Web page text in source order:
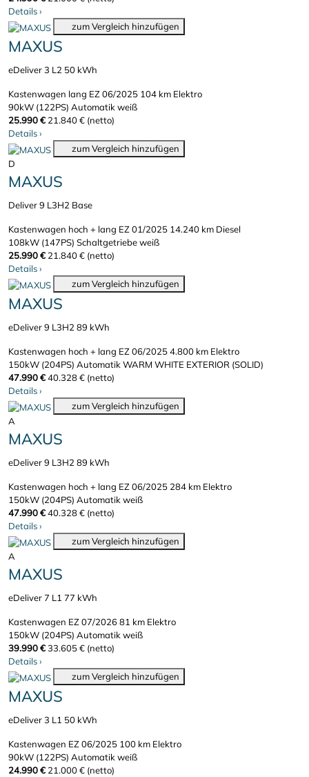
Details›
zum Vergleich hinzufügen
MAXUS
eDeliver 3 L2 50 kWh
Kastenwagen lang EZ 06/2025 104 km Elektro
90kW (122PS) Automatikweiß
25.990 € 21.840 € (netto)
Details›
zum Vergleich hinzufügen
D
MAXUS
Deliver 9 L3H2 Base
Kastenwagen hoch + lang EZ 01/2025 14.240 km Diesel
108kW (147PS) Schaltgetriebeweiß
25.990 € 21.840 € (netto)
Details›
zum Vergleich hinzufügen
MAXUS
eDeliver 9 L3H2 89 kWh
Kastenwagen hoch + lang EZ 06/20254.800 km Elektro
150kW (204PS) AutomatikWARM WHITE EXTERIOR (SOLID)
47.990 €40.328 € (netto)
Details›
zum Vergleich hinzufügen
A
MAXUS
eDeliver 9 L3H2 89 kWh
Kastenwagen hoch + lang EZ 06/2025 284 km Elektro
150kW (204PS) Automatikweiß
47.990 €40.328 € (netto)
Details›
zum Vergleich hinzufügen
A
MAXUS
eDeliver 7 L1 77 kWh
Kastenwagen EZ 07/202681 km Elektro
150kW (204PS) Automatikweiß
39.990 €33.605 € (netto)
Details›
zum Vergleich hinzufügen
MAXUS
eDeliver 3 L1 50 kWh
Kastenwagen EZ 06/2025 100 km Elektro
90kW (122PS) Automatikweiß
24.990 € 21.000 € (netto)